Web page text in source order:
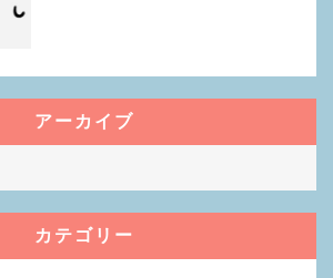
アーカイブ
カテゴリー